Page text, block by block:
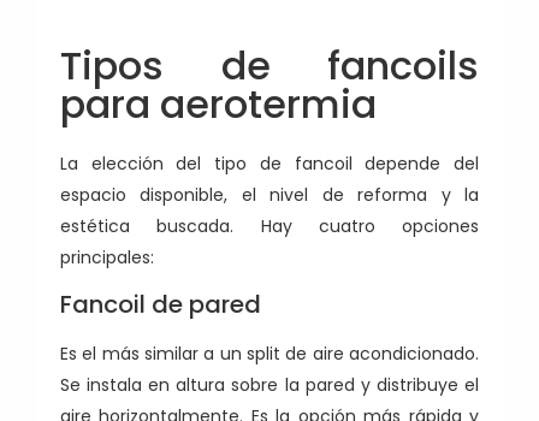
Tipos de fancoils
para aerotermia
La elección del tipo de fancoil depende del
espacio disponible, el nivel de reforma y la
estética buscada. Hay cuatro opciones
principales:
Fancoil de pared
Es el más similar a un split de aire acondicionado.
Se instala en altura sobre la pared y distribuye el